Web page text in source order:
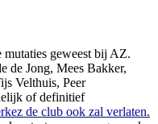
mutaties geweest bij AZ.
de Jong, Mees Bakker,
Velthuis, Peer
of definitief
de club ook zal verlaten.